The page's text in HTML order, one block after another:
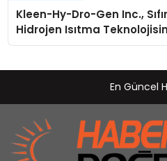
Kleen-Hy-Dro-Gen Inc.,
Hidrojen Isıtma
Düzenleyici Onaylarını Aldı
En Güncel